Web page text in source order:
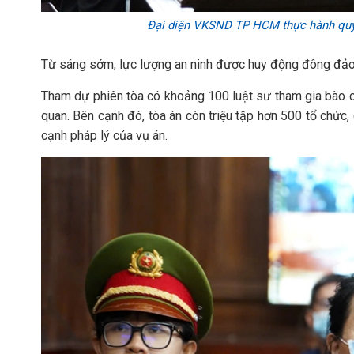
Đại diện VKSND TP HCM thực hành
Từ sáng sớm, lực lượng an ninh được huy động đông
Tham dự phiên tòa có khoảng 100 luật sư tham gia
quan. Bên cạnh đó, tòa án còn triệu tập hơn 500 tổ
cạnh pháp lý của vụ án.